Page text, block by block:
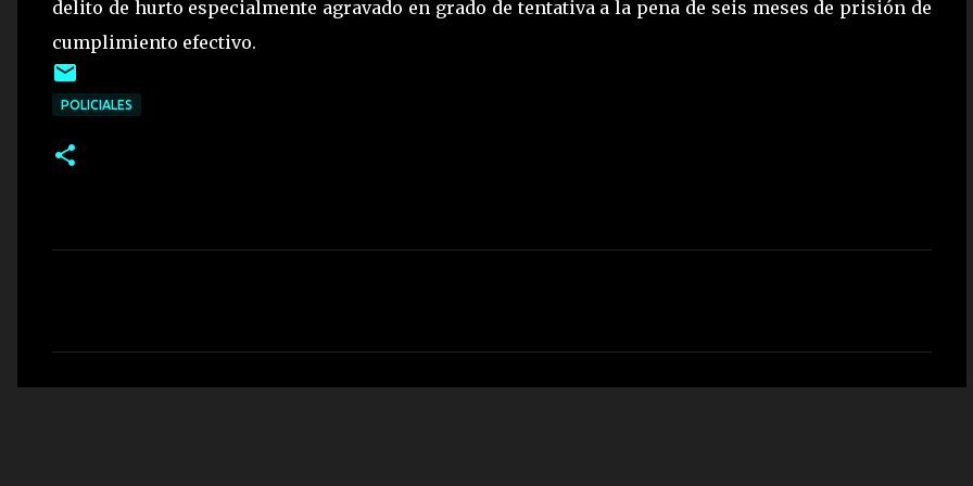
delito de hurto especialmente agravado en grado de tentativa a la pena de seis meses de prisión de
cumplimiento efectivo.
POLICIALES